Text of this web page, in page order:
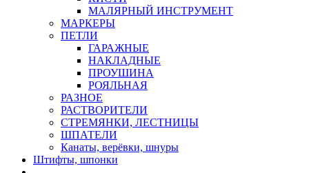
МАЛЯРНЫЙ ИНСТРУМЕНТ
МАРКЕРЫ
ПЕТЛИ
ГАРАЖНЫЕ
НАКЛАДНЫЕ
ПРОУШИНА
РОЯЛЬНАЯ
РАЗНОЕ
РАСТВОРИТЕЛИ
СТРЕМЯНКИ, ЛЕСТНИЦЫ
ШПАТЕЛИ
Канаты, верёвки, шнуры
Штифты, шпонки